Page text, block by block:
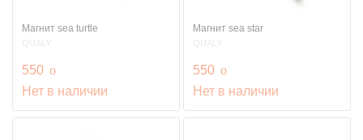
Магнит sea turtle
QUALY
550 руб.
o
Нет в наличии
Магнит sea star
QUALY
550 руб.
o
Нет в наличии